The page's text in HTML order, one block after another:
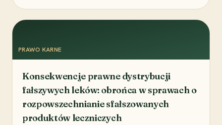
PRAWO KARNE
Konsekwencje prawne dystrybucji
fałszywych leków: obrońca w sprawach o
rozpowszechnianie sfałszowanych
produktów leczniczych